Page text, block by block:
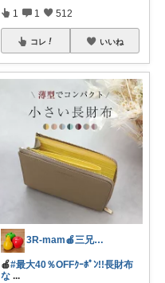
1 1 512
コレ いいね
3R-mam🍎三兄弟母
🍎#最大40％OFFｸｰﾎﾟﾝ!!長財布
な ...